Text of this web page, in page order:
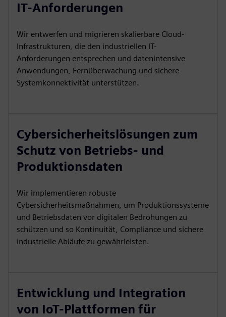
IT-Anforderungen
Wir entwerfen und migrieren skalierbare Cloud-
Infrastrukturen, die den industriellen IT-
Anforderungen entsprechen und datenintensive
Anwendungen, Fernüberwachung und sichere
Systemkonnektivität unterstützen.
Cybersicherheitslösungen zum
Schutz von Betriebs- und
Produktionsdaten
Wir implementieren robuste
Cybersicherheitsmaßnahmen, um Produktionssysteme
und Betriebsdaten vor digitalen Bedrohungen zu
schützen und so Kontinuität, Compliance und sichere
industrielle Abläufe zu gewährleisten.
Entwicklung und Integration
von IoT-Plattformen für